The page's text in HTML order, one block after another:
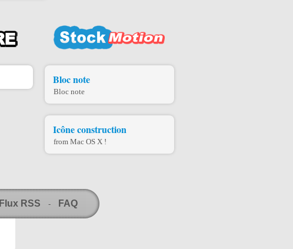
Bloc note
Bloc note
Icône construction
from Mac OS X !
Flux RSS - FAQ